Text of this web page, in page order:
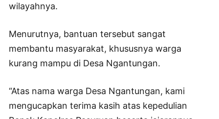
wilayahnya.
Menurutnya, bantuan tersebut sangat
membantu masyarakat, khususnya warga
kurang mampu di Desa Ngantungan.
“Atas nama warga Desa Ngantungan, kami
mengucapkan terima kasih atas kepedulian